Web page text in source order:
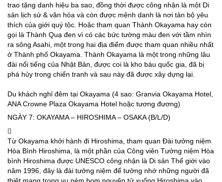
trao tặng danh hiệu ba sao, đồng thời được công nhận là một Di
sản lịch sử & văn hóa và còn được mệnh danh là nơi tản bộ yêu
thích của giới quý tộc. Hoặc tham quan Thành Okayama hay còn
gọi là Thành Quạ đen vì có các bức tường màu đen với tầm nhìn
ra sông Asahi, một trong hai địa điểm được tham quan nhiều nhất
ở Thành phố Okayama. Thành Okayama là một trong những lâu
đài nổi tiếng của Nhật Bản, được coi là kho báu quốc gia, đã bị
phá hủy trong chiến tranh và sau này đã được xây dựng lại.
Du khách nghỉ đêm tại Okayama (4 sao: Granvia Okayama Hotel,
ANA Crowne Plaza Okayama Hotel hoặc tương đương)
NGÀY 7: OKAYAMA – HIROSHIMA – OSAKA (B/L/D)
Từ Okayama khởi hành đi Hiroshima, tham quan Đài tưởng niệm
Hòa Bình Hiroshima, là một phần của Công viên Tưởng niệm Hòa
bình Hiroshima được UNESCO công nhận là Di sản Thế giới vào
năm 1996, đây là đài tưởng niệm để tưởng nhớ những người đã